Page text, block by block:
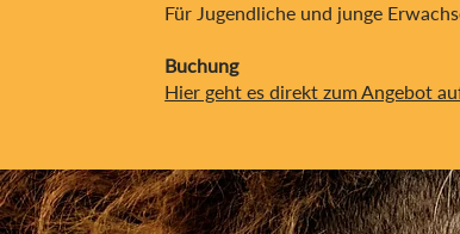
Für Jugendliche und junge
Buchung
Hier geht es direkt zum Angebot